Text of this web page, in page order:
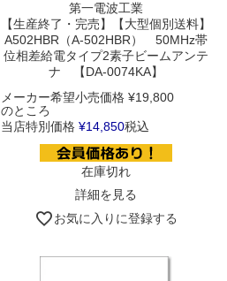
第一電波工業
【生産終了・完売】【大型個別送料】
A502HBR（A-502HBR） 50MHz帯
位相差給電タイプ2素子ビームアンテ
ナ 【DA-0074KA】
メーカー希望小売価格 ¥19,800
のところ
当店特別価格 ¥14,850税込
在庫切れ
詳細を見る
お気に入りに登録する